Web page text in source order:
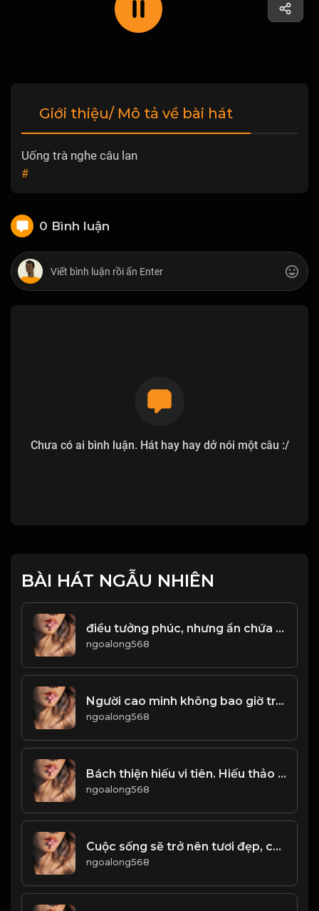
Giới thiệu/ Mô tả về bài hát
Uống trà nghe câu lan
#
0 Bình luận
Chưa có ai bình luận. Hát hay hay dở nói một câu :/
BÀI HÁT NGẪU NHIÊN
điều tưởng phúc, nhưng ẩn chứa đồ họa! Đạo
ngoalong568
Người cao minh không bao giờ tranh cãi, trước trẻ con phải học cách cúi đầu! Đạo
ngoalong568
Bách thiện hiếu vi tiên. Hiếu thảo là gốc rễ, để làm người lương thiện! & Đạo
ngoalong568
Cuộc sống sẽ trở nên tươi đẹp, chỉ bằng cách không bận tâm tới những điều không đáng! & Đạo
ngoalong568